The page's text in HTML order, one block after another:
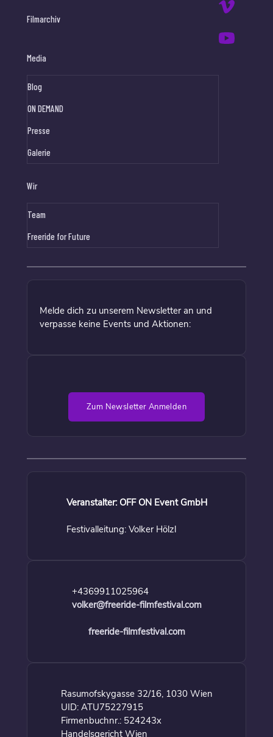
Filmarchiv
Media
Blog
ON DEMAND
Presse
Galerie
Wir
Team
Freeride for Future
Melde dich zu unserem Newsletter an und
verpasse keine Events und Aktionen:
Zum Newsletter Anmelden
Veranstalter: OFF ON Event GmbH
Festivalleitung: Volker Hölzl
+4369911025964
volker@freeride-filmfestival.com
freeride-filmfestival.com
Rasumofskygasse 32/16, 1030 Wien
UID: ATU75227915
Firmenbuchnr.: 524243x
Handelsgericht Wien